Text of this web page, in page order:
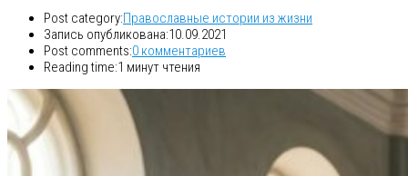
Post category:Православные истории из жизни
Запись опубликована:10.09.2021
Post comments:0 комментариев
Reading time:1 минут чтения